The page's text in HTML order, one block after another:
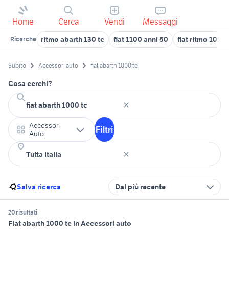
Home Cerca Vendi Messaggi
Ricerche ritmo abarth 130 tc fiat 1100 anni 50 fiat ritmo 105 tc
Subito Accessori auto fiat abarth 1000 tc
Cosa cerchi?
Accessori
Auto
Filtri
Salva ricerca Dal più recente
20 risultati
Fiat abarth 1000 tc in Accessori auto